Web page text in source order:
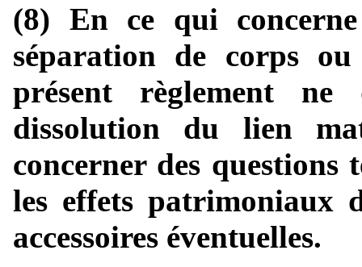
(8) En ce qui
séparation de corps
présent règlement
dissolution du lien
concerner des questions
les effets patrimoniaux
accessoires éventuelles.